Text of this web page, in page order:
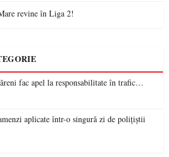
revine în Liga 2!
Polițiștii sătmăreni fac apel la responsabilitate în trafic…
aplicate într-o singură zi de polițiștii